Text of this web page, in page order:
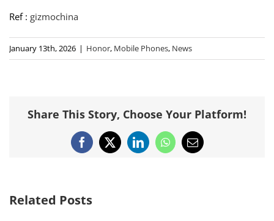
Ref : gizmochina
January 13th, 2026 | Honor, Mobile Phones, News
Share This Story, Choose Your Platform!
Facebook
X LinkedInWhatsApp
Email
Related Posts